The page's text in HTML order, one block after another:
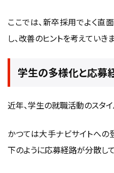
ここでは、新卒採用でよく
し、改善のヒントを考えていきま
学生の多様化と応募
近年、学生の就職活動のスタ
かつては大手ナビサイトへ
下のように応募経路が分散して